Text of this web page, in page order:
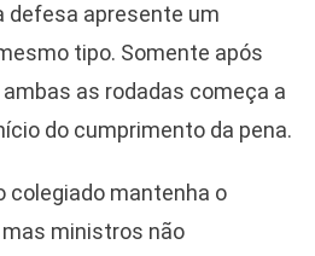
defesa apresente um
tipo. Somente após
as rodadas começa a
do cumprimento da pena.
colegiado mantenha o
ministros não